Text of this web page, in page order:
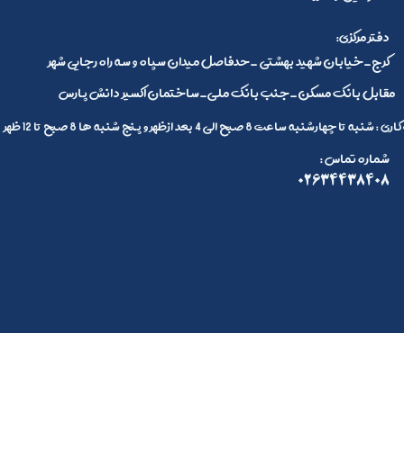
کرج_خیابان شهید بهشتی _حدفاصل میدان سپاه و سه راه رجایی شهر
مقابل بانک مسکن_جنب بانک ملی_ساختمان اکسیر دانش پارس
:دفتر مرکزی
چهارشنبه ساعت 8 صبح الی 4 بعد ازظهر و پنج شنبه ها 8 صبح تا 12 ظهر
: شماره تماس
02634438408